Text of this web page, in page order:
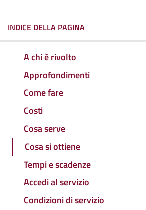
INDICE DELLA PAGINA
A chi è rivolto
Approfondimenti
Come fare
Costi
Cosa serve
Cosa si ottiene
Tempi e scadenze
Accedi al servizio
Condizioni di servizio